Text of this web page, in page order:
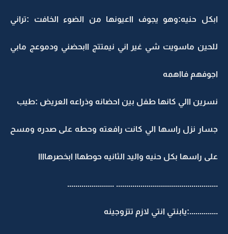
ابكل حنيه:وهو يجوف ااعيونها من الضوء الخافت :تراني
للحين ماسويت شي غير اني نيمتتج اابحضني ودموعج مابي
اجوفهم فااهمه
نسرين االي كانها طفل بين احضانه وذراعه العريض :طيب
جسار نزل راسها الي كانت رافعته وحطه على صدره ومسح
على راسها بكل حنيه واليد الثانيه حوطهاا ابخصرهاااا
.................................................. .......................
..............:يابنتي انتي لازم تتزوجينه